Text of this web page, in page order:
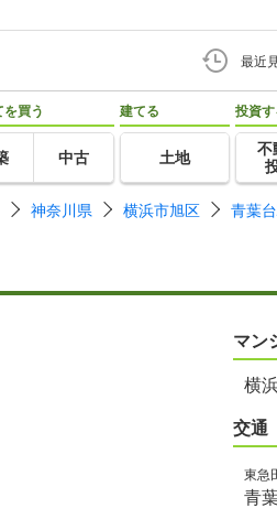
最近
を買う
中古
建てる
土地
投資す
不
神奈川県 横浜市旭区 青葉
マン
横
交通
東急
青